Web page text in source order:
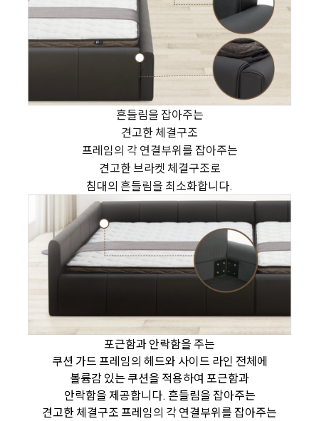
흔들림을 잡아주는
견고한 체결구조
프레임의 각 연결부위를 잡아주는
견고한 브라켓 체결구조로
침대의 흔들림을 최소화합니다.
포근함과 안락함을 주는
쿠션 가드프레임의 헤드와 사이드 라인 전체에
볼륨감 있는 쿠션을 적용하여 포근함과
안락함을 제공합니다. 흔들림을 잡아주는
견고한 체결구조프레임의 각 연결부위를 잡아주는